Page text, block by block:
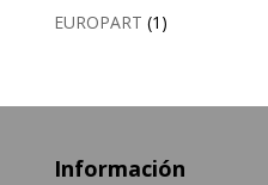
EUROPART (1)
Información